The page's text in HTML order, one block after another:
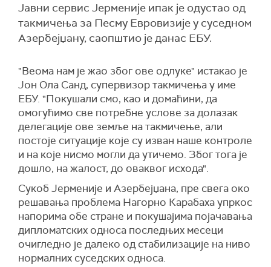
Јавни сервис Јерменије ипак је одустао од
такмичења за Песму Евровизије у суседном
Азербејџану, саопштио је данас ЕБУ.
"Веома нам је жао због ове одлуке" истакао је
Јон Ола Санд, супервизор такмичења у име
ЕБУ. "Покушали смо, као и домаћини, да
омогућимо све потребне услове за долазак
делегације ове земље на такмичење, али
постоје ситуације које су изван наше контроле
и на које нисмо могли да утичемо. Због тога је
дошло, на жалост, до оваквог исхода".
Сукоб Јерменије и Азербејџана, пре свега око
решавања проблема Нагорно Карабаха упркос
напорима обе стране и покушајима појачавања
дипломатских односа последњих месеци
очигледно је далеко од стабилизације на ниво
нормалних суседских односа.